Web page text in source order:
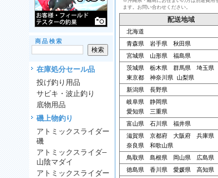
商品検索
在庫処分セール品
投げ釣り用品
サビキ・波止釣り
底物用品
磯上物釣り
アトミックスライダー
磯
アトミックスライダ―
山陰マダイ
アトミックスライダー
ます。お問い合わせください。
配送地域
北海道
青森県 岩手県 秋田県
宮城県 山形県 福島県
茨城県 栃木県 群馬県 埼玉県
東京都 神奈川県 山梨県
新潟県 長野県
岐阜県 静岡県
愛知県 三重県
富山県 石川県 福井県
滋賀県 京都府 大阪府 兵庫県
奈良県 和歌山県
鳥取県 島根県 岡山県 広島県
徳島県 香川県 愛媛県 高知県